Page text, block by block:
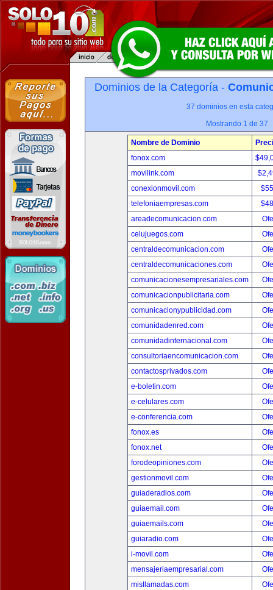
Dominios de la Categoría -
37 dominios en esta
Mostrando 1 de 37
Nombre de Dominio
fonox.com
movilink.com
conexionmovil.com
telefoniaempresas.com
areadecomunicacion.com
celujuegos.com
centraldecomunicacion.com
centraldecomunicaciones.com
comunicacionesempresariales.com
comunicacionpublicitaria.com
comunicacionypublicidad.com
comunidadenred.com
comunidadinternacional.com
consultoriaencomunicacion.com
contactosprivados.com
e-boletin.com
e-celulares.com
e-conferencia.com
fonox.es
fonox.net
forodeopiniones.com
gestionmovil.com
guiaderadios.com
guiaemail.com
guiaemails.com
guiaradio.com
i-movil.com
mensajeriaempresarial.com
misllamadas.com